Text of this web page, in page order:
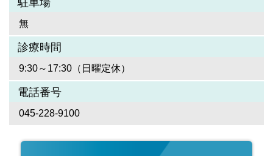
駐車場
無
診療時間
9:30～17:30（日曜定休）
電話番号
045-228-9100